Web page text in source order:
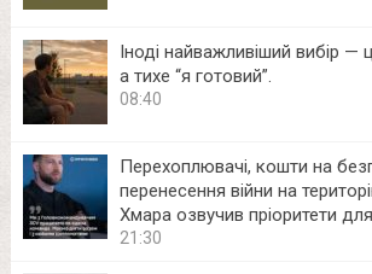
Іноді найважливіший вибір —
а тихе “я готовий”.
08:40
Перехоплювачі, кошти на
перенесення війни на
Хмара озвучив пріоритети
21:30